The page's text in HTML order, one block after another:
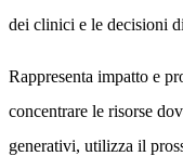
dei clinici e le decisioni
Rappresenta impatto e
concentrare le risorse
generativi, utilizza il